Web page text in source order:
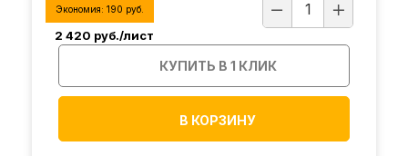
Экономия: 190 руб.
2 420 руб./лист
КУПИТЬ В 1 КЛИК
В КОРЗИНУ